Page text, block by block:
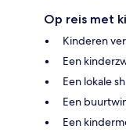
Op reis met
Kinderen
Een
Een lokale
Een
Een